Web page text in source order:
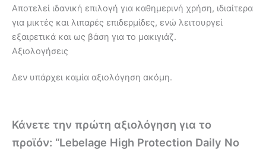
Αποτελεί ιδανική επιλογή για καθημερινή χρήση, ιδιαίτερα
για μικτές και λιπαρές επιδερμίδες, ενώ λειτουργεί
εξαιρετικά και ως βάση για το μακιγιάζ.
Αξιολογήσεις
Δεν υπάρχει καμία αξιολόγηση ακόμη.
Κάνετε την πρώτη αξιολόγηση για το
προϊόν: “Lebelage High Protection Daily No